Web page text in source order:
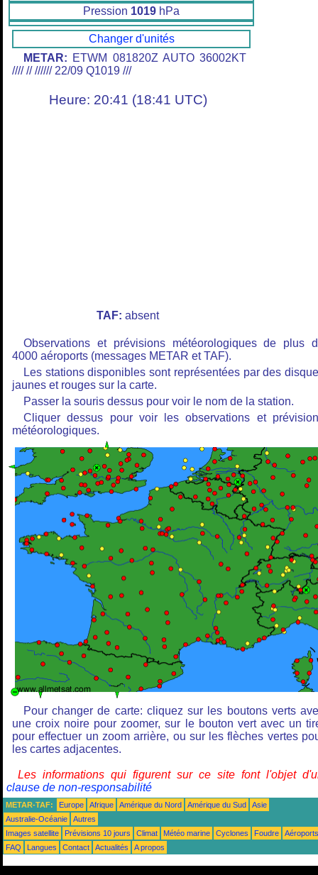
Pression 1019 hPa
Changer d'unités
METAR: ETWM 081820Z AUTO 36002KT
//// // ////// 22/09 Q1019 ///
Heure: 20:41 (18:41 UTC)
TAF: absent
Observations et prévisions météorologiques de plus
4000 aéroports (messages METAR et TAF).
Les stations disponibles sont représentées par des
jaunes et rouges sur la carte.
Passer la souris dessus pour voir le nom de la station.
Cliquer dessus pour voir les observations et
météorologiques.
Pour changer de carte: cliquez sur les boutons verts
une croix noire pour zoomer, sur le bouton vert avec un
pour effectuer un zoom arrière, ou sur les flèches vertes
les cartes adjacentes.
Les informations qui figurent sur ce site font l'objet
clause de non-responsabilité
METAR-TAF: Europe Afrique Amérique du Nord Amérique du Sud
Asie
Australie-Océanie
Autres
Images satellite
Prévisions 10 jours Climat Météo marine Cyclones Foudre
Aéroports
FAQ
Langues Contact Actualités A propos